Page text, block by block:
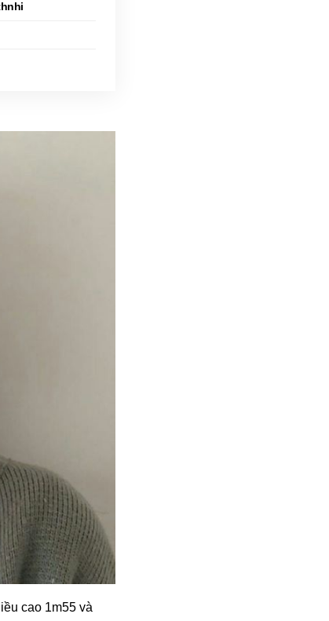
cao 1m55 và